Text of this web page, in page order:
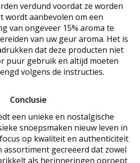
verdund voordat ze worden
wordt aanbevolen om een
van ongeveer 15% aroma te
van uw geur aroma. Het is
dat deze producten niet
puur gebruik en altijd moeten
volgens de instructies.
Conclusie
een unieke en nostalgische
snoepsmaken nieuw leven in
op kwaliteit en authenticiteit
assortiment gecreëerd dat zowel
als herinneringen oproept